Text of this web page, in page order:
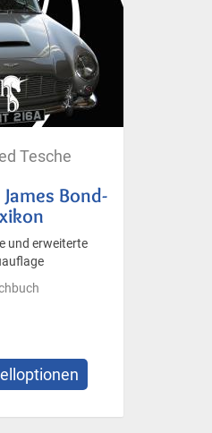
Tesche
Bond-
und erweiterte